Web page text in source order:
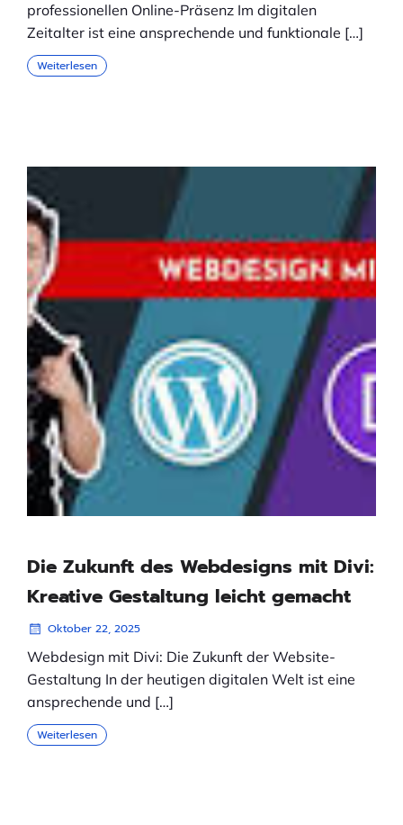
professionellen Online-Präsenz Im digitalen
Zeitalter ist eine ansprechende und funktionale […]
Weiterlesen
Die Zukunft des Webdesigns mit Divi:
Kreative Gestaltung leicht gemacht
Oktober 22, 2025
Webdesign mit Divi: Die Zukunft der Website-
Gestaltung In der heutigen digitalen Welt ist eine
ansprechende und […]
Weiterlesen